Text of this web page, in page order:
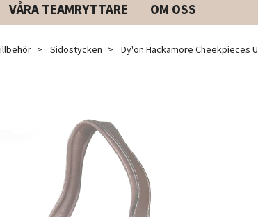
VÅRA TEAMRYTTARE OM OSS
Sidostycken Dy'on Hackamore Cheekpieces U